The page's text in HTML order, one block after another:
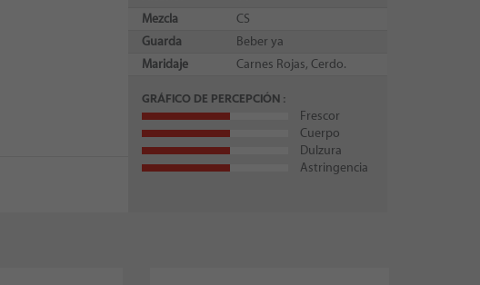
Mezcla
CS
Guarda
Beber ya
Maridaje
Carnes Rojas, Cerdo.
GRÁFICO DE PERCEPCIÓN
Frescor
Cuerpo
Dulzura
Astringencia